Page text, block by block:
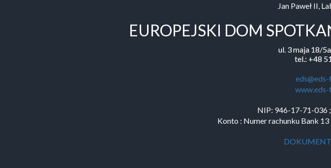
Jan Paweł II,
EUROPEJSKI DOM
ul. 3 maja 18/
tel.: +48
www.eds-
NIP: 946-17-71-036
Konto : Numer rachunku Bank